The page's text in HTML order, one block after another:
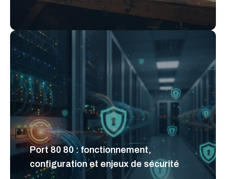
Port 80 80 : fonctionnement,
configuration et enjeux de sécurité